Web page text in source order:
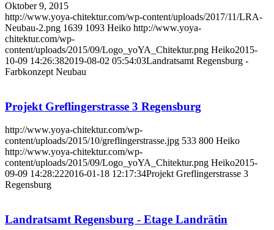
Oktober 9, 2015
http://www.yoya-chitektur.com/wp-content/uploads/2017/11/LRA-
Neubau-2.png 1639 1093 Heiko http://www.yoya-
chitektur.com/wp-
content/uploads/2015/09/Logo_yoYA_Chitektur.png Heiko2015-
10-09 14:26:382019-08-02 05:54:03Landratsamt Regensburg -
Farbkonzept Neubau
Projekt Greflingerstrasse 3 Regensburg
http://www.yoya-chitektur.com/wp-
content/uploads/2015/10/greflingerstrasse.jpg 533 800 Heiko
http://www.yoya-chitektur.com/wp-
content/uploads/2015/09/Logo_yoYA_Chitektur.png Heiko2015-
09-09 14:28:222016-01-18 12:17:34Projekt Greflingerstrasse 3
Regensburg
Landratsamt Regensburg - Etage Landrätin